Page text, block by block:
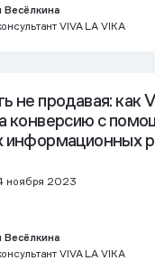
VIVA LA VIKA
не продавая: как
конверсию с
информационных
ноября 2023
VIVA LA VIKA